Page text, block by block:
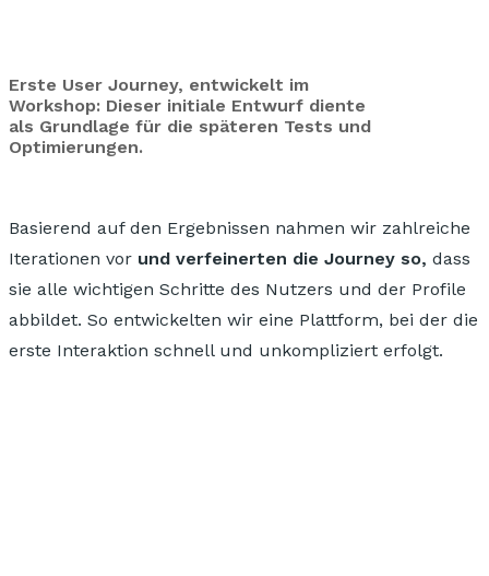
Erste User Journey, entwickelt im
Workshop: Dieser initiale Entwurf diente
als Grundlage für die späteren Tests und
Optimierungen.
Basierend auf den Ergebnissen nahmen wir zahlreiche
Iterationen vor und verfeinerten die Journey so, dass
sie alle wichtigen Schritte des Nutzers und der Profile
abbildet. So entwickelten wir eine Plattform, bei der die
erste Interaktion schnell und unkompliziert erfolgt.